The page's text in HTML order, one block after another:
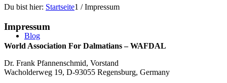
Blog
Du bist hier: Startseite1 / Impressum
Impressum
World Association For Dalmatians – WAFDAL
Dr. Frank Pfannenschmid, Vorstand
Wacholderweg 19, D-93055 Regensburg, Germany